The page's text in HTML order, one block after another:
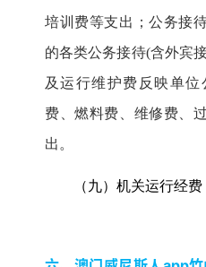
培训费等支出；公务接
的各类公务接待(含外宾
及运行维护费反映单
费、燃料费、维修费、
出。
（九）机关运行经费